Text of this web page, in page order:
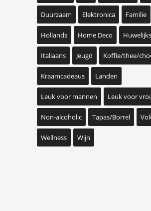
Duurzaam Elektronica Familie
Hollands Home Deco
Italiaans Jeugd Koffie/thee/
Kraamcadeaus Landen
Leuk voor mannen Leuk voor
Non-alcoholic Tapas/Borrel
Wellness Wijn